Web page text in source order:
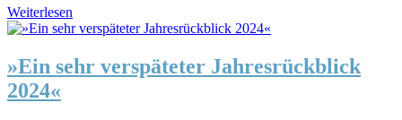
Weiterlesen
»Ein sehr verspäteter Jahresrückblick
2024«